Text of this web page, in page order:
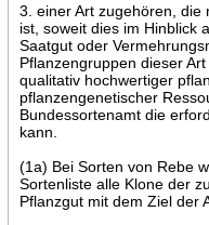
3. einer Art zugehören, die
ist, soweit dies im Hinblick
Saatgut oder
Pflanzengruppen dieser
qualitativ hochwertiger
pflanzengenetischer
Bundessortenamt die
kann.
(1a) Bei Sorten von Rebe
Sortenliste alle Klone der
Pflanzgut mit dem Ziel der